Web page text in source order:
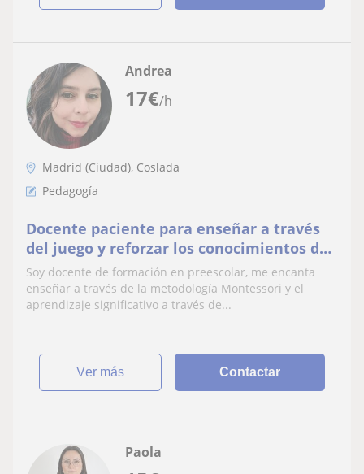
17€/h
Andrea
Madrid (Ciudad), Coslada
Pedagogía
Docente paciente para enseñar a través
del juego y reforzar los conocimientos de
los estudiantes.
Soy docente de formación en preescolar, me encanta
enseñar a través de la metodología Montessori y el
aprendizaje significativo a través de...
ver más Contactar
Paola